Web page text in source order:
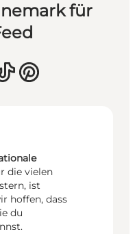
für
die vielen
ist
hoffen, dass
du